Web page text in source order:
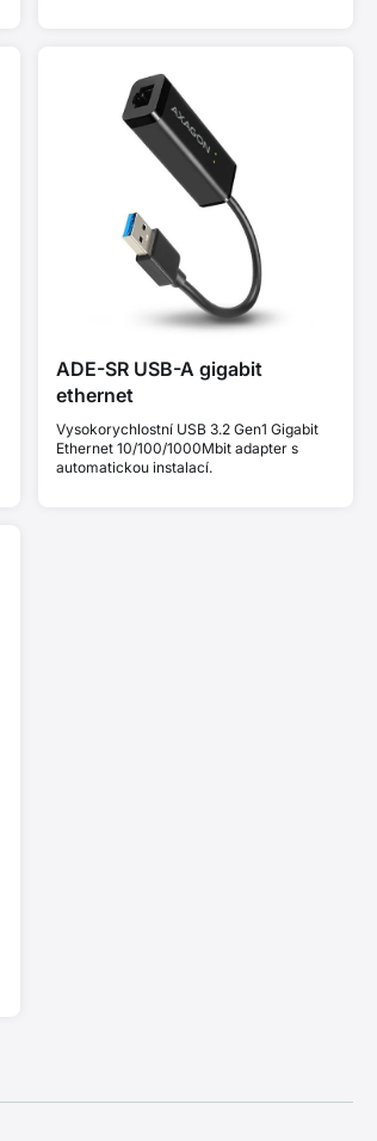
ADE-SR USB-A gigabit
ethernet
Vysokorychlostní USB 3.2 Gen1 Gigabit
Ethernet 10/100/1000Mbit adapter s
automatickou instalací.